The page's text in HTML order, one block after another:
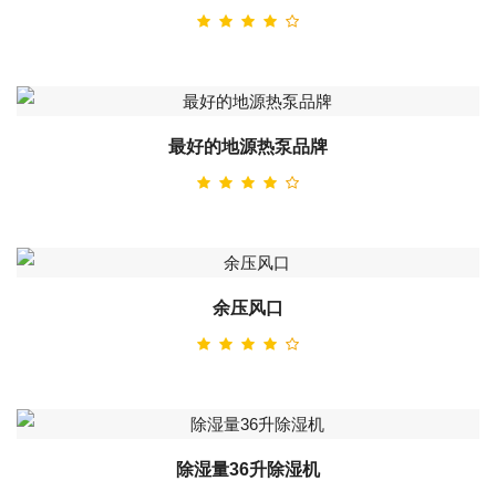
最好的地源热泵品牌
余压风口
除湿量36升除湿机